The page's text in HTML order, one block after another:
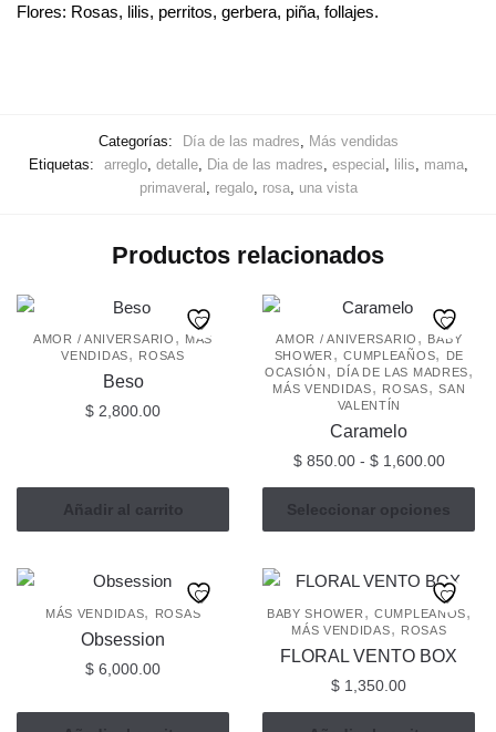
Flores: Rosas, lilis, perritos, gerbera, piña, follajes.
Categorías: Día de las madres
Más vendidas
Etiquetas:
arreglo, detalle, Dia de las madres especial lilis mama,
primaveral
regalo, rosa, una vista
Productos relacionados
AMOR / ANIVERSARIO , MÁS
VENDIDAS, ROSAS
Beso
$ 2,800.00
Añadir al carrito
AMOR / ANIVERSARIO ,
BABY
SHOWER ,CUMPLEAÑOS,
DE
OCASIÓN , DÍA DE LAS MADRES,
MÁS VENDIDAS, ROSAS,SAN
VALENTÍN
Caramelo
$850.00 - $1,600.00Rango
de
desde
hasta
$
Seleccionar opciones
Este
producto
múltiples
variantes.
Las
opciones
se
pueden
MÁS VENDIDAS, ROSAS
Obsession
$ 6,000.00
BABY SHOWER , CUMPLEAÑOS,
MÁS VENDIDAS, ROSAS
FLORAL VENTO BOX
$ 1,350.00